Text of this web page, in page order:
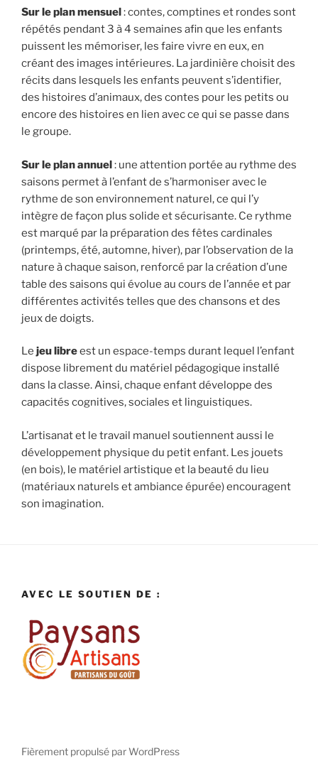
Sur le plan mensuel: contes, comptines et rondes sont
répétés pendant 3 à 4 semaines afin que les enfants
puissent les mémoriser, les faire vivre en eux, en
créant des images intérieures. La jardinière choisit des
récits dans lesquels les enfants peuvent s’identifier,
des histoires d’animaux, des contes pour les petits ou
encore des histoires en lien avec ce qui se passe dans
le groupe.
Sur le plan annuel: une attention portée au rythme des
saisons permet à l’enfant de s’harmoniser avec le
rythme de son environnement naturel, ce qui l’y
intègre de façon plus solide et sécurisante. Ce rythme
est marqué par la préparation des fêtes cardinales
(printemps, été, automne, hiver), par l’observation de la
nature à chaque saison, renforcé par la création d’une
table des saisons qui évolue au cours de l’année et par
différentes activités telles que des chansons et des
jeux de doigts.
Le jeu libreest un espace-temps durant lequel l’enfant
dispose librement du matériel pédagogique installé
dans la classe. Ainsi, chaque enfant développe des
capacités cognitives, sociales et linguistiques.
L’artisanat et le travail manuel soutiennent aussi le
développement physique du petit enfant. Les jouets
(en bois), le matériel artistique et la beauté du lieu
(matériaux naturels et ambiance épurée) encouragent
son imagination.
AVEC LE SOUTIEN DE :
Fièrement propulsé par WordPress